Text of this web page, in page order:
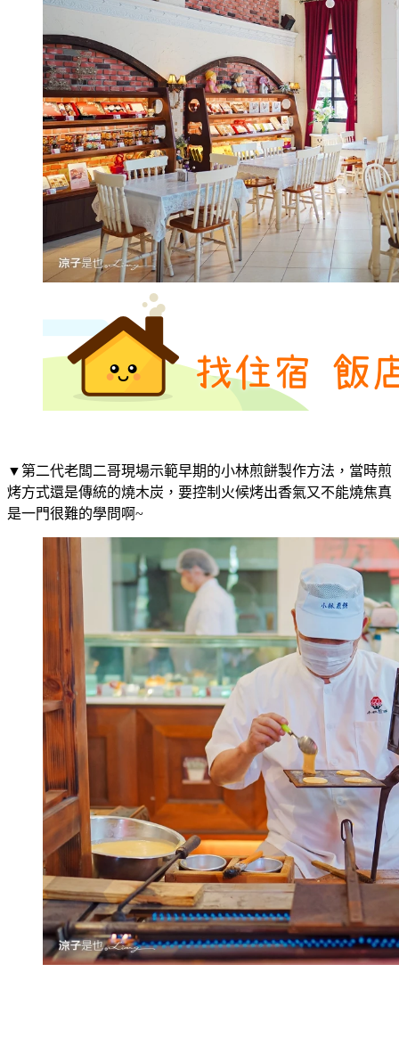
▼第二代老闆二哥現場示範早期的小林煎餅製作方法，當時煎
烤方式還是傳統的燒木炭，要控制火候烤出香氣又不能燒焦真
是一門很難的學問啊~